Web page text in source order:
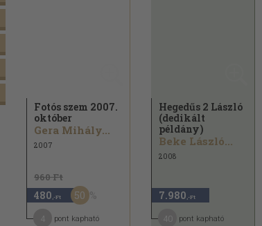
Fotós szem 2007.
október
Gera Mihály...
2007
960 Ft
480 ,-Ft 50
pont kapható
Hegedűs 2 László
(dedikált
példány)
Beke László...
2008
7.980 ,-Ft
pont kapható